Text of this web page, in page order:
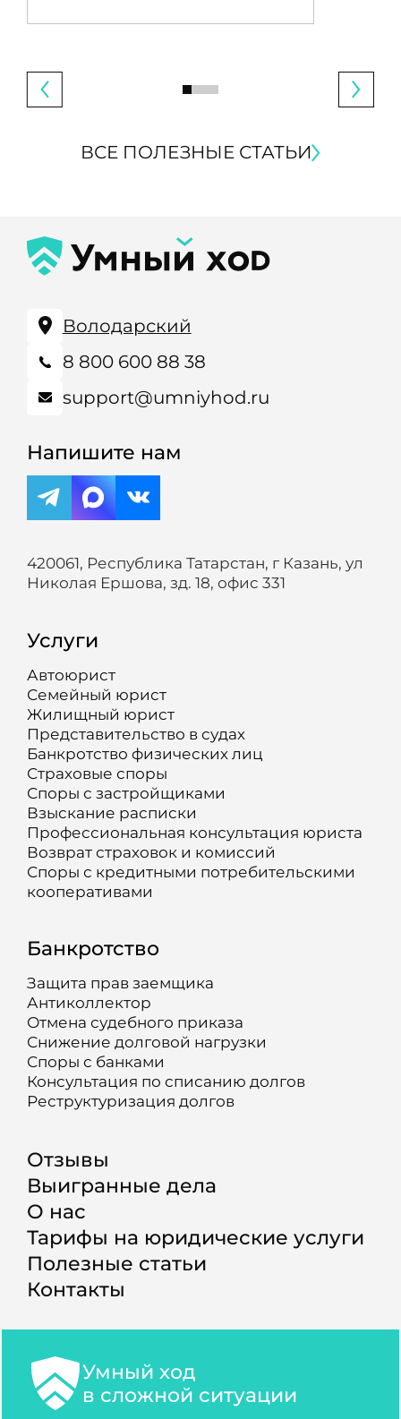
ВСЕ ПОЛЕЗНЫЕ СТАТЬИ
Володарский
8 800 600 88 38
support@umniyhod.ru
Напишите нам
420061, Республика Татарстан, г Казань, ул
Николая Ершова, зд. 18, офис 331
Услуги
Автоюрист
Семейный юрист
Жилищный юрист
Представительство в судах
Банкротство физических лиц
Страховые споры
Споры с застройщиками
Взыскание расписки
Профессиональная консультация юриста
Возврат страховок и комиссий
Споры с кредитными потребительскими
кооперативами
Банкротство
Защита прав заемщика
Антиколлектор
Отмена судебного приказа
Снижение долговой нагрузки
Споры с банками
Консультация по списанию долгов
Реструктуризация долгов
Отзывы
Выигранные дела
О нас
Тарифы на юридические услуги
Полезные статьи
Контакты
Умный ход
в сложной ситуации